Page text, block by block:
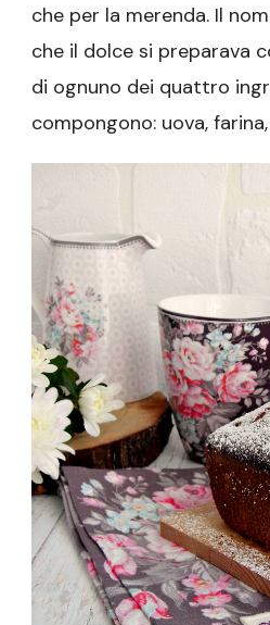
che per la merenda. Il
che il dolce si preparava
di ognuno dei quattro
compongono: uova,